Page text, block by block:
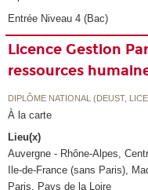
Entrée Niveau 4 (Bac)
Licence Gestion
ressources
DIPLÔME NATIONAL (DEUST,
À la carte
Lieu(x)
Auvergne - Rhône-Alpes,
Ile-de-France (sans Paris),
Paris, Pays de la Loire